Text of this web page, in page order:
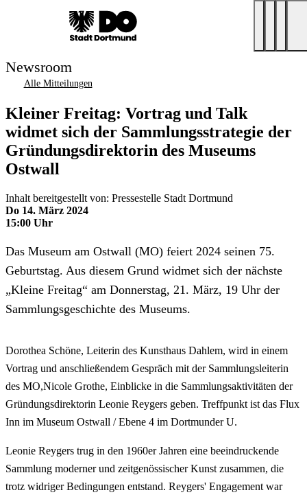
Newsroom
Alle Mitteilungen
Kleiner Freitag: Vortrag und Talk
widmet sich der Sammlungsstrategie der
Gründungsdirektorin des Museums
Ostwall
Inhalt bereitgestellt von: Pressestelle Stadt Dortmund
Do 14. März 2024
15:00 Uhr
Das Museum am Ostwall (MO) feiert 2024 seinen 75.
Geburtstag. Aus diesem Grund widmet sich der nächste
„Kleine Freitag“ am Donnerstag, 21. März, 19 Uhr der
Sammlungsgeschichte des Museums.
Dorothea Schöne, Leiterin des Kunsthaus Dahlem, wird in einem
Vortrag und anschließendem Gespräch mit der Sammlungsleiterin
des MO,Nicole Grothe, Einblicke in die Sammlungsaktivitäten der
Gründungsdirektorin Leonie Reygers geben. Treffpunkt ist das Flux
Inn im Museum Ostwall / Ebene 4 im Dortmunder U.
Leonie Reygers trug in den 1960er Jahren eine beeindruckende
Sammlung moderner und zeitgenössischer Kunst zusammen, die
trotz widriger Bedingungen entstand. Reygers' Engagement war